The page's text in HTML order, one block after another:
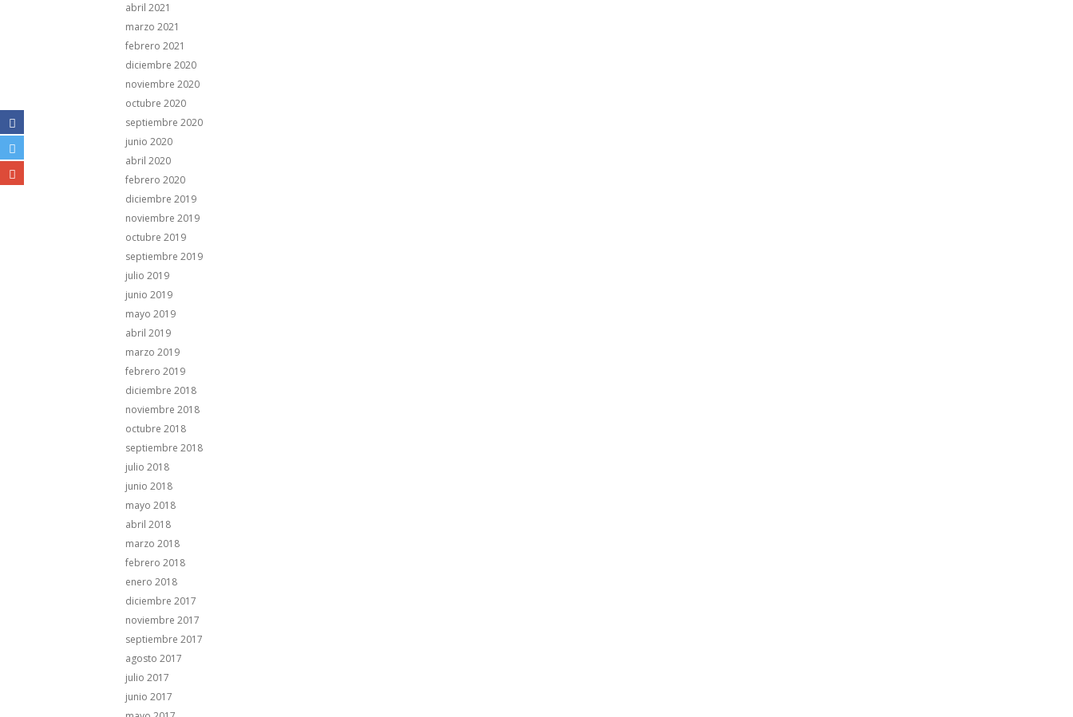
abril 2021
marzo 2021
febrero 2021
diciembre 2020
noviembre 2020
octubre 2020
septiembre 2020
junio 2020
abril 2020
febrero 2020
diciembre 2019
noviembre 2019
octubre 2019
septiembre 2019
julio 2019
junio 2019
mayo 2019
abril 2019
marzo 2019
febrero 2019
diciembre 2018
noviembre 2018
octubre 2018
septiembre 2018
julio 2018
junio 2018
mayo 2018
abril 2018
marzo 2018
febrero 2018
enero 2018
diciembre 2017
noviembre 2017
septiembre 2017
agosto 2017
julio 2017
junio 2017